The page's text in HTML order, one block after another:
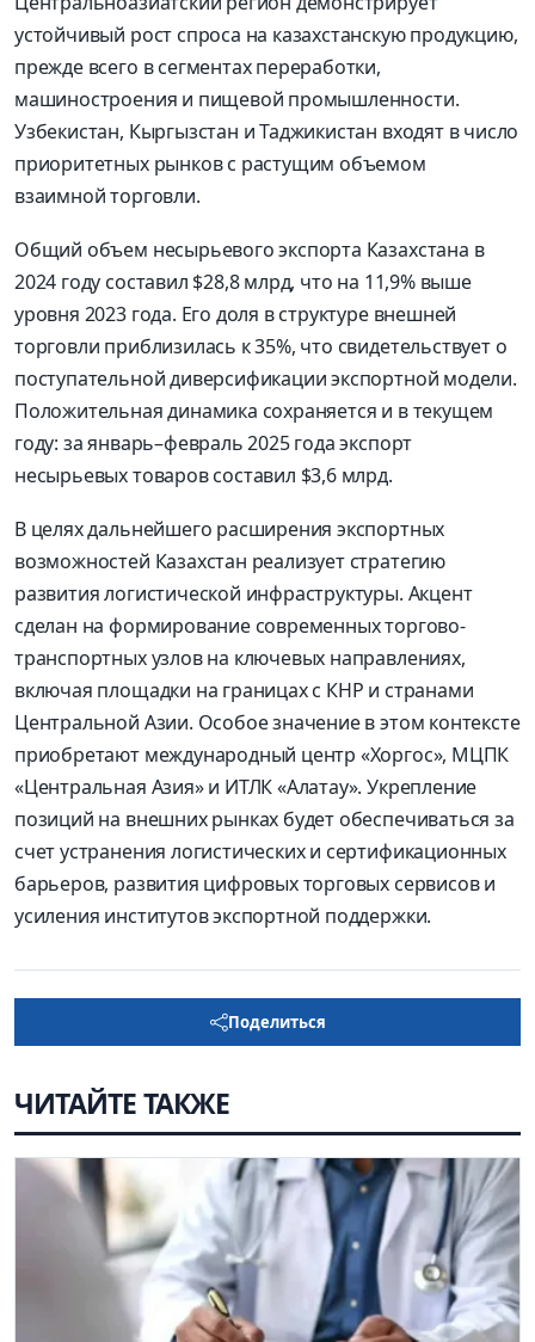
устойчивый рост спроса на казахстанскую продукцию,
прежде всего в сегментах переработки,
машиностроения и пищевой промышленности.
Узбекистан, Кыргызстан и Таджикистан входят в число
приоритетных рынков с растущим объемом
взаимной торговли.
Общий объем несырьевого экспорта Казахстана в
2024 году составил $28,8 млрд, что на 11,9% выше
уровня 2023 года. Его доля в структуре внешней
торговли приблизилась к 35%, что свидетельствует о
поступательной диверсификации экспортной модели.
Положительная динамика сохраняется и в текущем
году: за январь–февраль 2025 года экспорт
несырьевых товаров составил $3,6 млрд.
В целях дальнейшего расширения экспортных
возможностей Казахстан реализует стратегию
развития логистической инфраструктуры. Акцент
сделан на формирование современных торгово-
транспортных узлов на ключевых направлениях,
включая площадки на границах с КНР и странами
Центральной Азии. Особое значение в этом контексте
приобретают международный центр «Хоргос», МЦПК
«Центральная Азия» и ИТЛК «Алатау». Укрепление
позиций на внешних рынках будет обеспечиваться за
счет устранения логистических и сертификационных
барьеров, развития цифровых торговых сервисов и
усиления институтов экспортной поддержки.
Поделиться
ЧИТАЙТЕ ТАКЖЕ